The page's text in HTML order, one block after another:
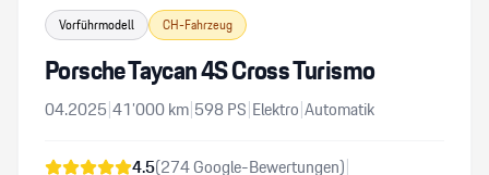
Vorführmodell CH-Fahrzeug
Porsche Taycan 4S Cross Turismo
04.2025|41’000km|598 PS|Elektro|Automatik
4.5(274Google-Bewertungen)|